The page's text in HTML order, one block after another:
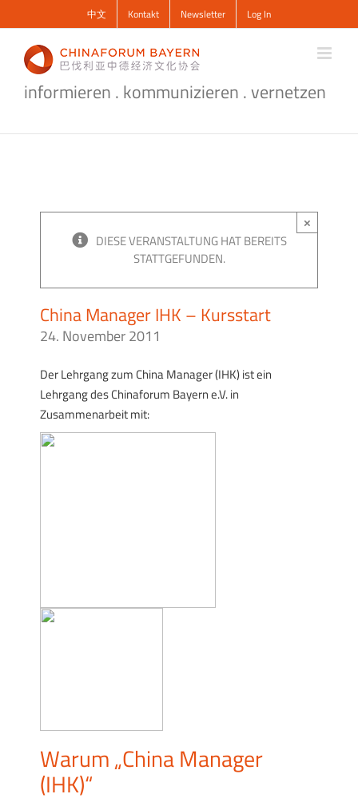
Inhalt
springen
中文 Kontakt Newsletter Log In
informieren . kommunizieren . vernetzen
×
DIESE VERANSTALTUNG HAT BEREITS
STATTGEFUNDEN.
China Manager IHK – Kursstart
24. November 2011
Der Lehrgang zum China Manager (IHK) ist ein
Lehrgang des Chinaforum Bayern e.V. in
Zusammenarbeit mit:
Warum „China Manager
(IHK)“